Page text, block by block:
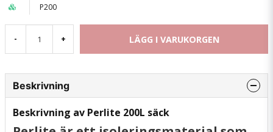
P200
- + LÄGG I VARUKORGEN
Beskrivning
Beskrivning av Perlite 200L säck